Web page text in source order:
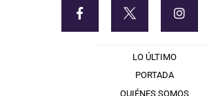
LO ÚLTIMO
PORTADA
QUIÉNES SOMOS